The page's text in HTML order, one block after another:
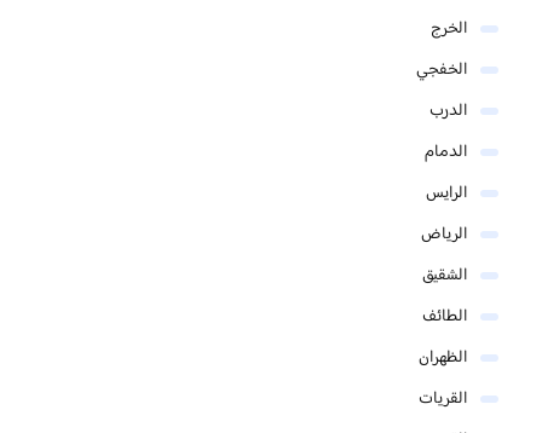
الخرج
الخفجي
الدرب
الدمام
الرايس
الرياض
الشقيق
الطائف
الظهران
القريات